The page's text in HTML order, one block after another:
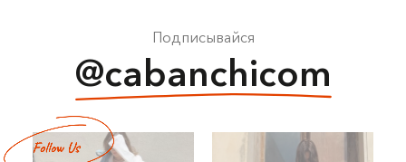
Подписывайся
@cabanchicom